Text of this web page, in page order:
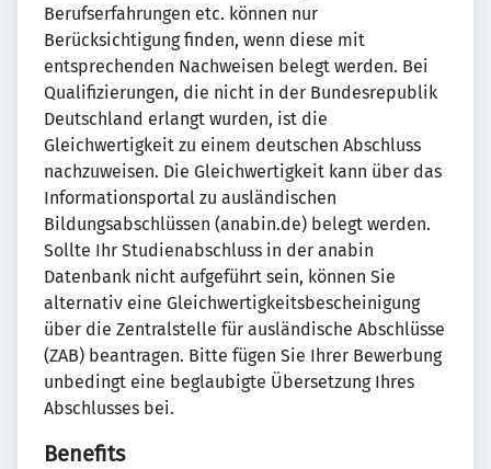
Berufserfahrungen etc. können nur
Berücksichtigung finden, wenn diese mit
entsprechenden Nachweisen belegt werden. Bei
Qualifizierungen, die nicht in der Bundesrepublik
Deutschland erlangt wurden, ist die
Gleichwertigkeit zu einem deutschen Abschluss
nachzuweisen. Die Gleichwertigkeit kann über das
Informationsportal zu ausländischen
Bildungsabschlüssen (anabin.de) belegt werden.
Sollte Ihr Studienabschluss in der anabin
Datenbank nicht aufgeführt sein, können Sie
alternativ eine Gleichwertigkeitsbescheinigung
über die Zentralstelle für ausländische Abschlüsse
(ZAB) beantragen. Bitte fügen Sie Ihrer Bewerbung
unbedingt eine beglaubigte Übersetzung Ihres
Abschlusses bei.
Benefits